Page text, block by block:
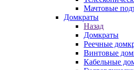
Мачтовые
Домкраты
Назад
Домкраты
Реечные
Винтовые
Кабельные